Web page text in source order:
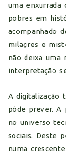
uma enxurrada
pobres em
acompanhado
milagres e
não deixa uma
interpretação
A digitalização
pôde prever. A
no universo
sociais. Deste
numa